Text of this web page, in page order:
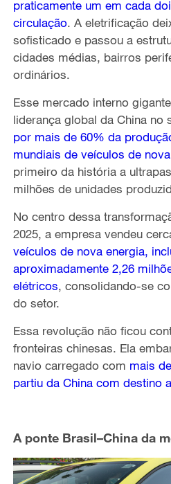
praticamente um em cada
circulação. A eletrificação
sofisticado e passou a
cidades médias, bairros
ordinários.
Esse mercado interno
liderança global da China no
por mais de 60% da
mundiais de veículos de
primeiro da história a
milhões de unidades
No centro dessa
2025, a empresa vendeu
veículos de nova energia,
aproximadamente 2,26
elétricos, consolidando-se
do setor.
Essa revolução não ficou
fronteiras chinesas. Ela
navio carregado com mais
partiu da China com destino
A ponte Brasil–China da